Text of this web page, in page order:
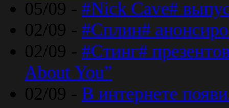
05/09 - #Nick Cave#
02/09 - #Сплин#
02/09 - #Стинг#
About You”
02/09 - В интернете